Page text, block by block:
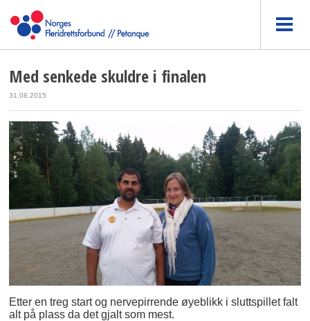
Med senkede skuldre i finalen
31.08.2015
Etter en treg start og nervepirrende øyeblikk i sluttspillet falt
alt på plass da det gjalt som mest.